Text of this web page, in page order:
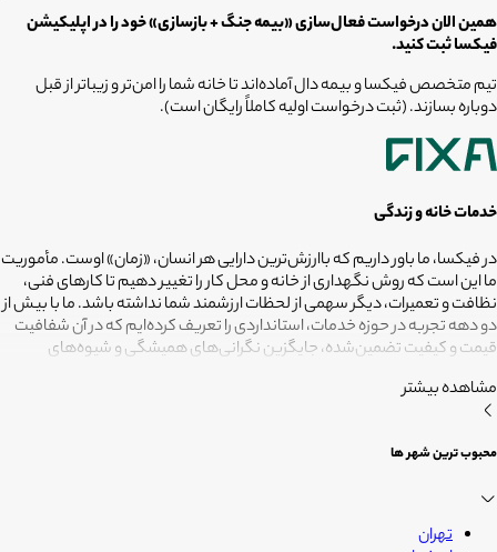
همین الان درخواست فعال‌سازی «بیمه جنگ + بازسازی» خود را در اپلیکیشن
فیکسا ثبت کنید.
تیم متخصص فیکسا و بیمه دال آماده‌اند تا خانه شما را امن‌تر و زیباتر از قبل
دوباره بسازند. (ثبت درخواست اولیه کاملاً رایگان است).
خدمات خانه و زندگی
در فیکسا، ما باور داریم که باارزش‌ترین دارایی هر انسان، «زمان» اوست. مأموریت
ما این است که روش نگهداری از خانه و محل کار را تغییر دهیم تا کارهای فنی،
نظافت و تعمیرات، دیگر سهمی از لحظات ارزشمند شما نداشته باشد. ما با بیش از
دو دهه تجربه در حوزه خدمات، استانداردی را تعریف کرده‌ایم که در آن شفافیت
قیمت و کیفیت تضمین‌شده، جایگزین نگرانی‌های همیشگی و شیوه‌های
متخصصانی بسپاریم که از فیلترهای سخت‌گیرانه رد شده‌اند تا نتیجه نهایی،
دقیقاً همان فضای امن و بی‌دغدغه‌ای باشد که همیشه برای آرامش خود
آنکه شما فرصت بیشتری برای زندگی کردن داشته باشید؛ فیکسا، زمانی برای
مشاهده بیشتر
محبوب ترین شهر ها
تهران